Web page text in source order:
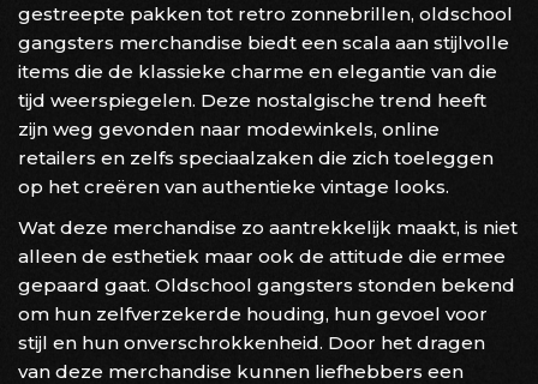
gestreepte pakken tot retro zonnebrillen, oldschool
gangsters merchandise biedt een scala aan stijlvolle
items die de klassieke charme en elegantie van die
tijd weerspiegelen. Deze nostalgische trend heeft
zijn weg gevonden naar modewinkels, online
retailers en zelfs speciaalzaken die zich toeleggen
op het creëren van authentieke vintage looks.
Wat deze merchandise zo aantrekkelijk maakt, is niet
alleen de esthetiek maar ook de attitude die ermee
gepaard gaat. Oldschool gangsters stonden bekend
om hun zelfverzekerde houding, hun gevoel voor
stijl en hun onverschrokkenheid. Door het dragen
van deze merchandise kunnen liefhebbers een